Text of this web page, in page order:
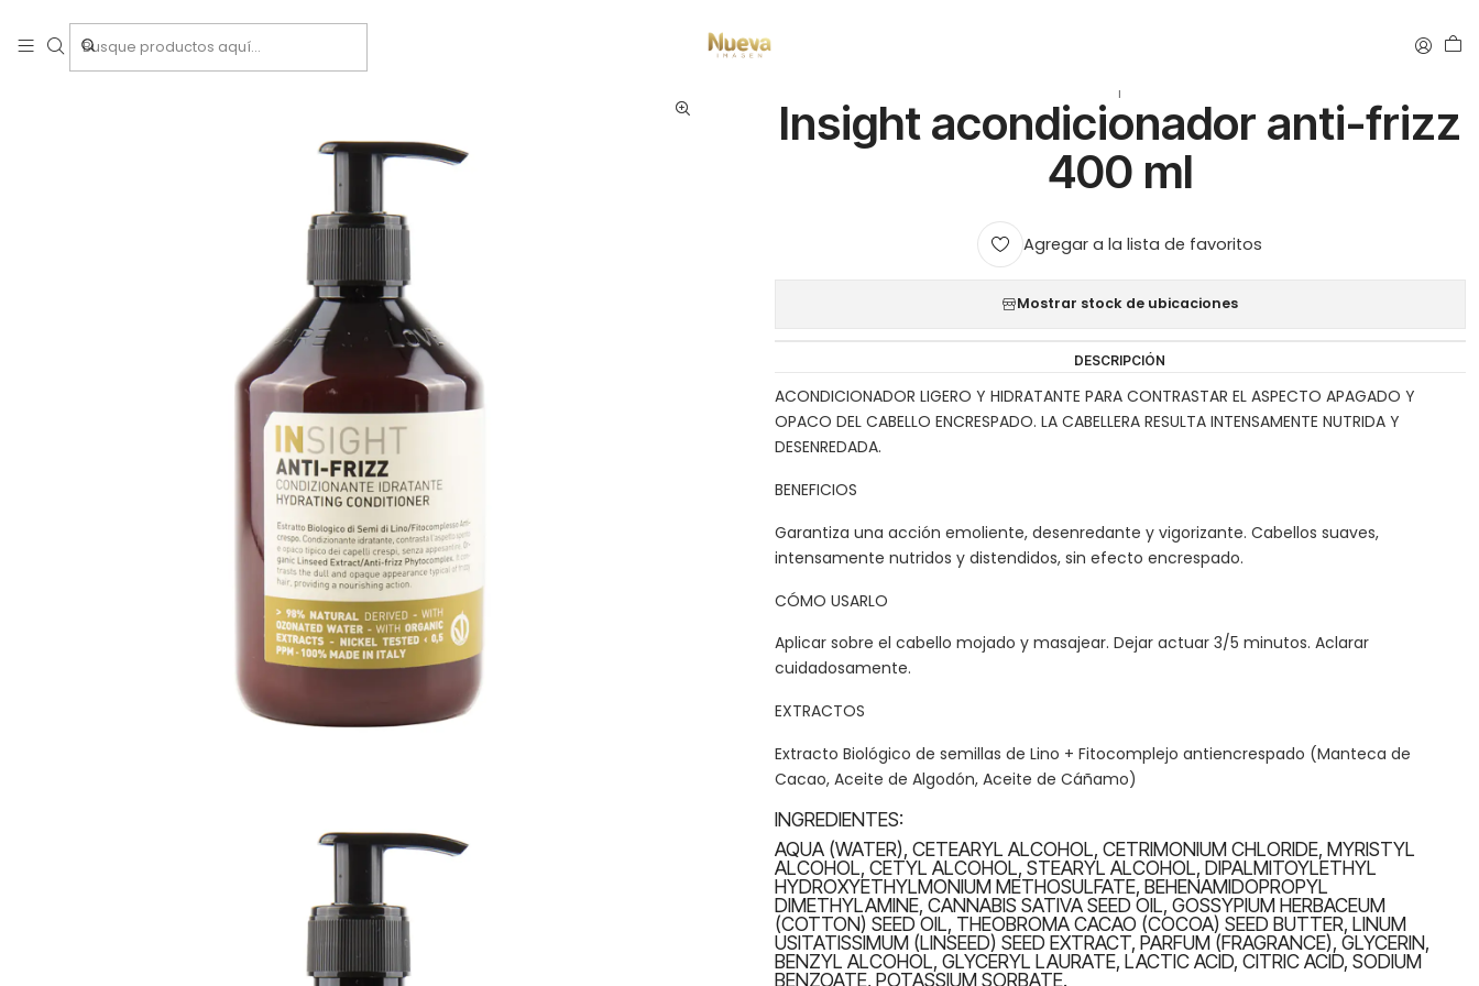
|
Insight acondicionador anti-frizz
400 ml
Agregar a la lista de favoritos
Mostrar stock de ubicaciones
DESCRIPCIÓN
ACONDICIONADOR LIGERO Y HIDRATANTE PARA CONTRASTAR EL ASPECTO APAGADO Y
OPACO DEL CABELLO ENCRESPADO. LA CABELLERA RESULTA INTENSAMENTE NUTRIDA Y
DESENREDADA.
BENEFICIOS
Garantiza una acción emoliente, desenredante y vigorizante. Cabellos suaves,
intensamente nutridos y distendidos, sin efecto encrespado.
CÓMO USARLO
Aplicar sobre el cabello mojado y masajear. Dejar actuar 3/5 minutos. Aclarar
cuidadosamente.
EXTRACTOS
Extracto Biológico de semillas de Lino + Fitocomplejo antiencrespado (Manteca de
Cacao, Aceite de Algodón, Aceite de Cáñamo)
INGREDIENTES:
AQUA (WATER), CETEARYL ALCOHOL, CETRIMONIUM CHLORIDE, MYRISTYL
ALCOHOL, CETYL ALCOHOL, STEARYL ALCOHOL, DIPALMITOYLETHYL
HYDROXYETHYLMONIUM METHOSULFATE, BEHENAMIDOPROPYL
DIMETHYLAMINE, CANNABIS SATIVA SEED OIL, GOSSYPIUM HERBACEUM
(COTTON) SEED OIL, THEOBROMA CACAO (COCOA) SEED BUTTER, LINUM
USITATISSIMUM (LINSEED) SEED EXTRACT, PARFUM (FRAGRANCE), GLYCERIN,
BENZYL ALCOHOL, GLYCERYL LAURATE, LACTIC ACID, CITRIC ACID, SODIUM
BENZOATE, POTASSIUM SORBATE.